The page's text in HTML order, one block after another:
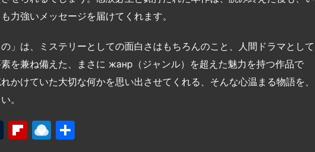
力強いメッセージを届けてくれます。
の」は、ミステリーとしての面白さはもちろんのこと、人間ドラマとして
を兼ね備えた、まさに жанр（ジャンル）を超えた魅力を持つ作品で
かけていた大切な何かを思い出させてくれる、そんな心温まる物語を、
。
T
Fl R